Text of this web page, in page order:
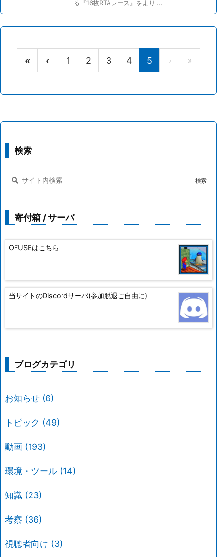
る『16枚RTAレース』をより ...
« ‹ 1 2 3 4 5 › »
検索
寄付箱 / サーバ
OFUSEはこちら
当サイトのDiscordサーバ(参加脱退ご自由に)
ブログカテゴリ
お知らせ (6)
トピック (49)
動画 (193)
環境・ツール (14)
知識 (23)
考察 (36)
視聴者向け (3)